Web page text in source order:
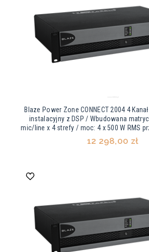
Blaze Power Zone CONNECT 2004 4
instalacyjny z DSP / Wbudowana
mic/line x 4 strefy / moc: 4 x 500 W RMS
12 298,00 zł